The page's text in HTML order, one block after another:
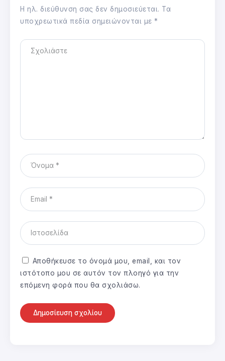
Η ηλ. διεύθυνση σας δεν δημοσιεύεται. Τα
υποχρεωτικά πεδία σημειώνονται με *
Αποθήκευσε το όνομά μου, email, και τον
ιστότοπο μου σε αυτόν τον πλοηγό για την
επόμενη φορά που θα σχολιάσω.